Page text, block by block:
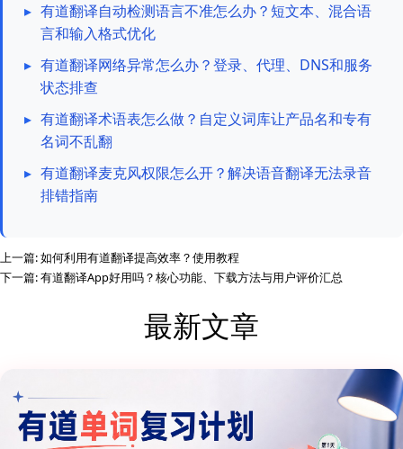
▸ 有道翻译自动检测语言不准怎么办？短文本、混合语
言和输入格式优化
▸ 有道翻译网络异常怎么办？登录、代理、DNS和服务
状态排查
▸ 有道翻译术语表怎么做？自定义词库让产品名和专有
名词不乱翻
▸ 有道翻译麦克风权限怎么开？解决语音翻译无法录音
排错指南
上一篇:如何利用有道翻译提高效率？使用教程
下一篇:有道翻译App好用吗？核心功能、下载方法与用户评价汇总
最新文章